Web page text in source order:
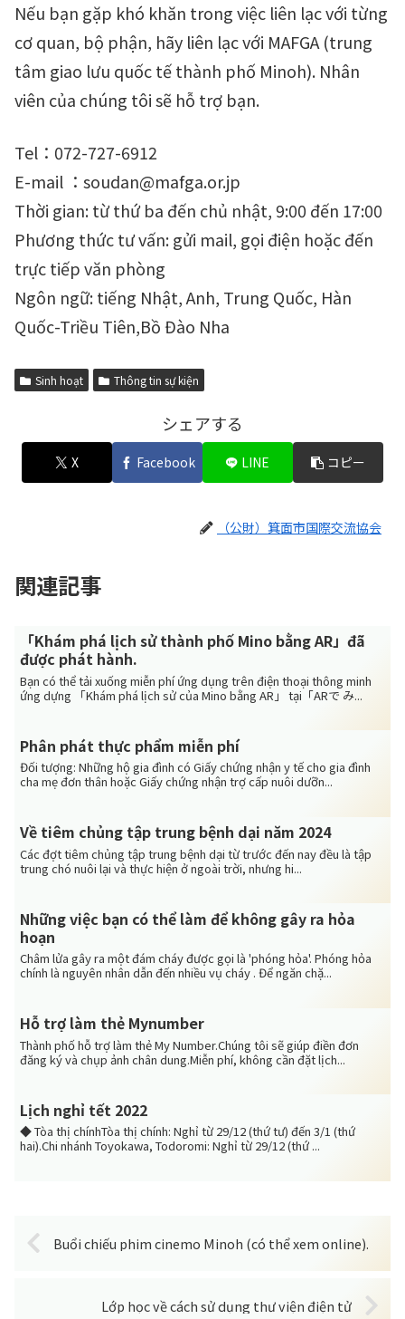
Nếu bạn gặp khó khăn trong việc liên lạc với từng
cơ quan, bộ phận, hãy liên lạc với MAFGA (trung
tâm giao lưu quốc tế thành phố Minoh). Nhân
viên của chúng tôi sẽ hỗ trợ bạn.
Tel：072-727-6912
E-mail ：soudan@mafga.or.jp
Thời gian: từ thứ ba đến chủ nhật, 9:00 đến 17:00
Phương thức tư vấn: gửi mail, gọi điện hoặc đến
trực tiếp văn phòng
Ngôn ngữ: tiếng Nhật, Anh, Trung Quốc, Hàn
Quốc-Triều Tiên,Bồ Đào Nha
Sinh hoạt Thông tin sự kiện
シェアする
X Facebook LINE コピー
（公財）箕面市国際交流協会
関連記事
「Khám phá lịch sử thành phố Mino bằng AR」đã
được phát hành.
Bạn có thể tải xuống miễn phí ứng dụng trên điện thoại thông minh
ứng dựng 「Khám phá lịch sử của Mino bằng AR」 tại「ARで み...
Phân phát thực phẩm miễn phí
Đối tượng: Những hộ gia đình có Giấy chứng nhận y tế cho gia đình
cha mẹ đơn thân hoặc Giấy chứng nhận trợ cấp nuôi dưỡn...
Về tiêm chủng tập trung bệnh dại năm 2024
Các đợt tiêm chủng tập trung bệnh dại từ trước đến nay đều là tập
trung chó nuôi lại và thực hiện ở ngoài trời, nhưng hi...
Những việc bạn có thể làm để không gây ra hỏa
hoạn
Châm lửa gây ra một đám cháy được gọi là 'phóng hỏa'. Phóng hỏa
chính là nguyên nhân dẫn đến nhiều vụ cháy . Để ngăn chặ...
Hỗ trợ làm thẻ Mynumber
Thành phố hỗ trợ làm thẻ My Number.Chúng tôi sẽ giúp điền đơn
đăng ký và chụp ảnh chân dung.Miễn phí, không cần đặt lịch...
Lịch nghỉ tết 2022
◆ Tòa thị chínhTòa thị chính: Nghỉ từ 29/12 (thứ tư) đến 3/1 (thứ
hai).Chi nhánh Toyokawa, Todoromi: Nghỉ từ 29/12 (thứ ...
Buổi chiếu phim cinemo Minoh (có thể xem online).
Lớp học về cách sử dụng thư viện điện tử